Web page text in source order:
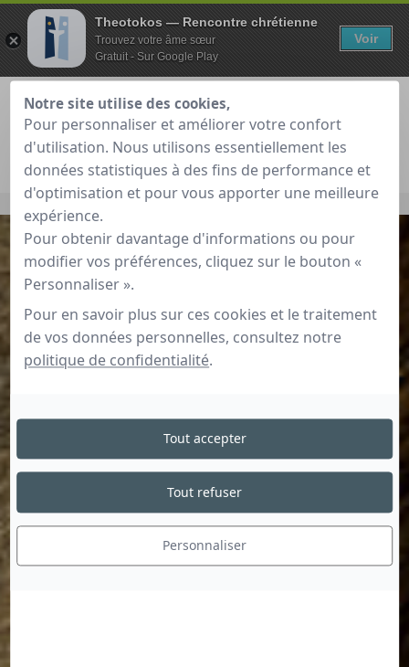
Je teste gratuitement Déjà membre ?
Accueil»Notre éthique chrétienne au coeur du marketing
Theotokos — Rencontre chrétienne
Trouvez votre âme sœur
Gratuit - Sur Google Play
Voir
Notre site utilise des cookies,
Pour personnaliser et améliorer votre confort
d'utilisation. Nous utilisons essentiellement les
données statistiques à des fins de performance et
d'optimisation et pour vous apporter une meilleure
expérience.
Pour obtenir davantage d'informations ou pour
modifier vos préférences, cliquez sur le bouton «
Personnaliser ».
Pour en savoir plus sur ces cookies et le traitement
de vos données personnelles, consultez notre
politique de confidentialité.
Personnaliser
Tout refuser
Tout accepter